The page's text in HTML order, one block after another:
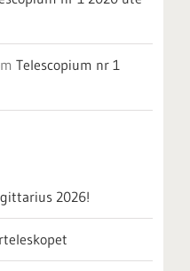
Telescopium nr 1
2026!